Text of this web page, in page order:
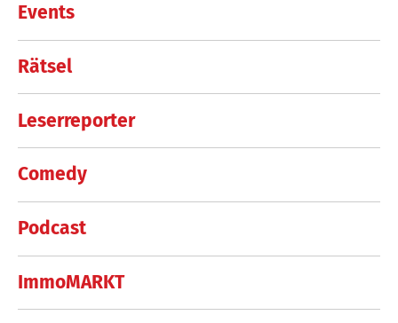
Events
Rätsel
Leserreporter
Comedy
Podcast
ImmoMARKT